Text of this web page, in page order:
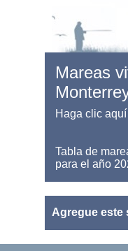
Mareas
Haga clic
Tabla de
para el año
Agregue este